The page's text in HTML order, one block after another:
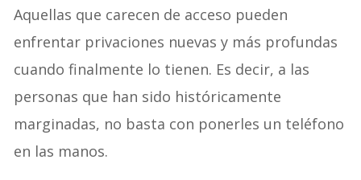
Aquellas que carecen de acceso pueden
enfrentar privaciones nuevas y más profundas
cuando finalmente lo tienen. Es decir, a las
personas que han sido históricamente
marginadas, no basta con ponerles un teléfono
en las manos.